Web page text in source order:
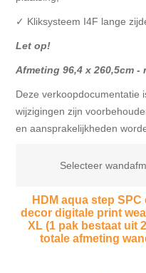
✓ Kliksysteem I4F lange
Let op!
Afmeting 96,4 x 260,5cm
Deze verkoopdocumentatie
wijzigingen zijn
en aansprakelijkheden
Selecteer
HDM aqua step
decor digitale print
XL (1 pak bestaat uit
totale afmeting